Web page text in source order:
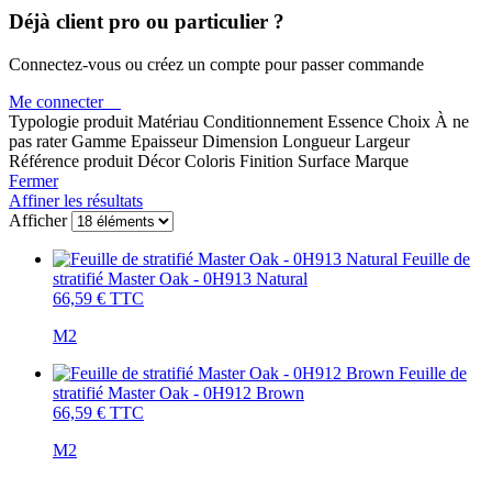
Déjà client pro ou particulier ?
Connectez-vous ou créez un compte pour passer commande
Me connecter
Typologie produit Matériau Conditionnement Essence Choix À ne
pas rater Gamme Epaisseur Dimension Longueur Largeur
Référence produit Décor Coloris Finition Surface Marque
Fermer
Affiner les résultats
Afficher
Feuille de
stratifié Master Oak - 0H913 Natural
66,59 € TTC
M2
Feuille de
stratifié Master Oak - 0H912 Brown
66,59 € TTC
M2